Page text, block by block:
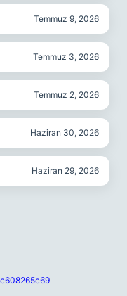
Temmuz 9, 2026
Temmuz 3, 2026
Temmuz 2, 2026
Haziran 30, 2026
Haziran 29, 2026